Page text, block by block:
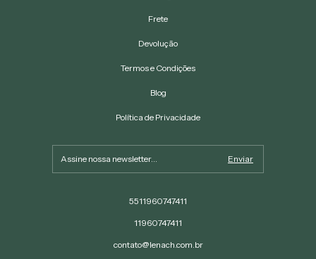
Frete
Devolução
Termos e Condições
Blog
Política de Privacidade
5511960747411
11960747411
contato@lenach.com.br